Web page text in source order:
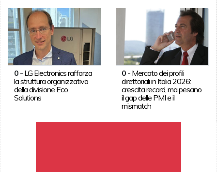
0- LG Electronics rafforza
la struttura organizzativa
della divisione Eco
Solutions
0 - Mercato dei profili
direttoriali in Italia 2026:
crescita record, ma pesano
il gap delle PMI e il
mismatch